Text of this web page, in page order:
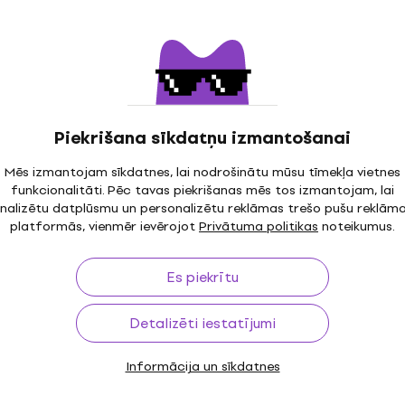
Piekrišana sīkdatņu izmantošanai
Mēs izmantojam sīkdatnes, lai nodrošinātu mūsu tīmekļa vietnes
funkcionalitāti. Pēc tavas piekrišanas mēs tos izmantojam, lai
datplūsmu un personalizētu reklāmas trešo pušu
platformās, vienmēr ievērojotPrivātuma politikasnoteikumus.
Es piekrītu
Detalizēti iestatījumi
Informācija un sīkdatnes
65 Nickel wound
15
Gorstrings KB4-1046N
Bandžo stīgas
5,59 €6,63 €
Ir noliktavā
9542P
Daudzuma atlaide
GHS Professional PF175
Bandžo stīgas
Bandžo stīgas
8,69 €
Daudzuma atlaide